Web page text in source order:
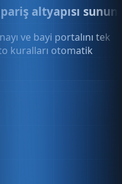
ve bayi portalını tek
kuralları otomatik